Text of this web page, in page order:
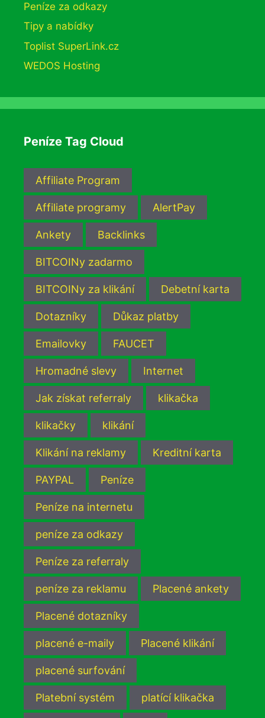
Peníze za odkazy
Tipy a nabídky
Toplist SuperLink.cz
WEDOS Hosting
Peníze Tag Cloud
Affiliate Program
Affiliate programy AlertPay
Ankety Backlinks
BITCOINy zadarmo
BITCOINy za klikání Debetní karta
Dotazníky Důkaz platby
Emailovky FAUCET
Hromadné slevy Internet
Jak získat referraly klikačka
klikačky klikání
Klikání na reklamy Kreditní karta
PAYPAL Peníze
Peníze na internetu
peníze za odkazy
Peníze za referraly
peníze za reklamu Placené ankety
Placené dotazníky
placené e-maily Placené klikání
placené surfování
Platební systém platící klikačka